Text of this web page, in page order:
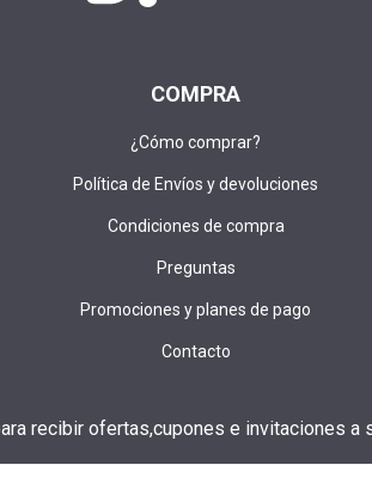
COMPRA
¿Cómo comprar?
Política de Envíos y devoluciones
Condiciones de compra
Preguntas
Promociones y planes de pago
Contacto
recibir ofertas,cupones e invitaciones a